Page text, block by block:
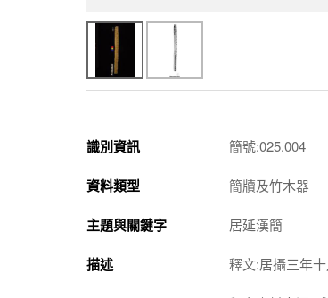
識別資訊 簡號:025.004
資料類型 簡牘及竹木器
主題與關鍵字 居延漢簡
描述 釋文:居攝三年